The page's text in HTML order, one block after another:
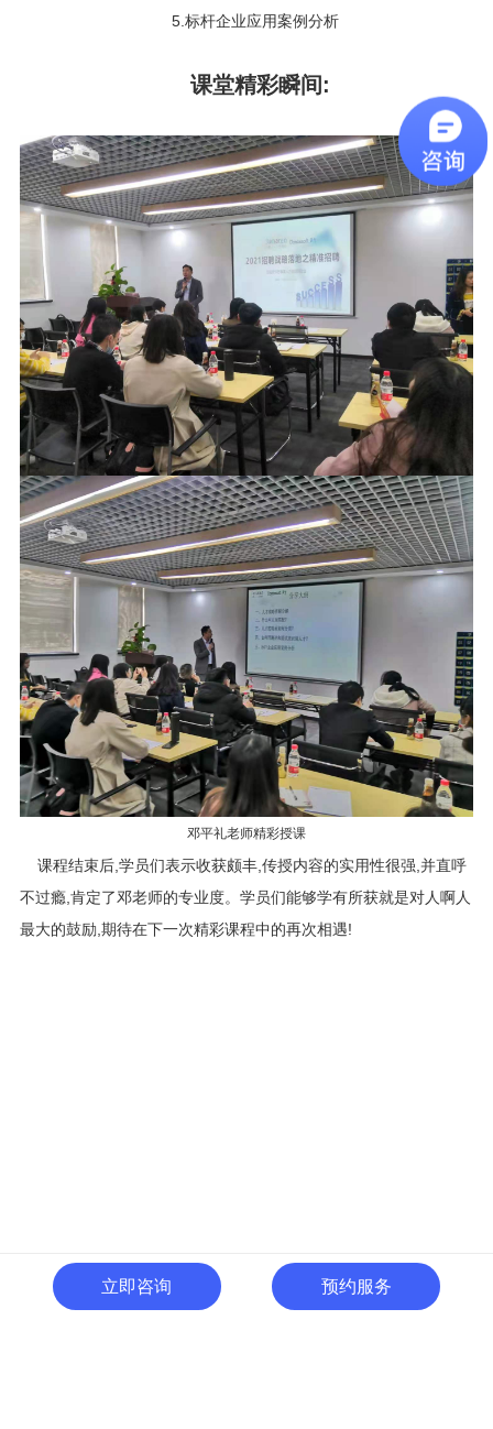
5.标杆企业应用案例分析
课堂精彩瞬间:
邓平礼老师精彩授课
课程结束后,学员们表示收获颇丰,传授内容的实用性很强,并直呼
不过瘾,肯定了邓老师的专业度。学员们能够学有所获就是对人啊人
最大的鼓励,期待在下一次精彩课程中的再次相遇!
全国热线: 400-996-0801
立即咨询 预约服务